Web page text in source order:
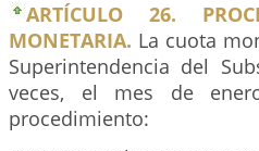
ARTÍCULO 26.
MONETARIA. La cuota
Superintendencia del
veces, el mes de
procedimiento: